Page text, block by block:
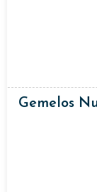
Gemelos